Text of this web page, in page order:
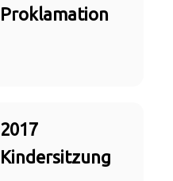
Proklamation
2017
Kindersitzung